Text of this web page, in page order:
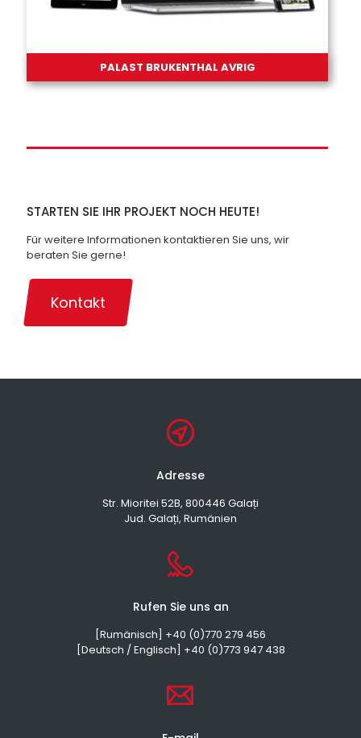
PALAST BRUKENTHAL AVRIG
STARTEN SIE IHR PROJEKT NOCH HEUTE!
Für weitere Informationen kontaktieren Sie uns, wir
beraten Sie gerne!
Kontakt
Adresse
Str. Mioritei 52B, 800446 Galați
Jud. Galați, Rumänien
Rufen Sie uns an
[Rumänisch] +40 (0)770 279 456
[Deutsch / Englisch] +40 (0)773 947 438